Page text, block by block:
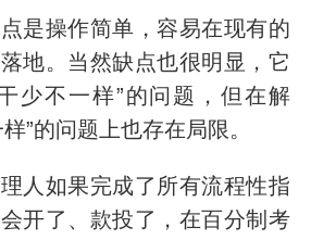
是操作简单，容易在现有的
地。当然缺点也很明显，它
少不一样”的问题，但在解
”的问题上也存在局限。
人如果完成了所有流程性指
开了、款投了，在百分制考